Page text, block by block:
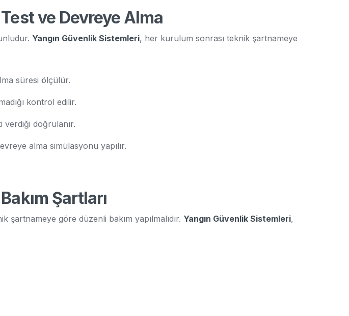
ve Devreye Alma
Yangın Güvenlik Sistemleri, her kurulum sonrası teknik şartnameye
süresi ölçülür.
kontrol edilir.
doğrulanır.
alma simülasyonu yapılır.
Şartları
göre düzenli bakım yapılmalıdır. Yangın Güvenlik Sistemleri,